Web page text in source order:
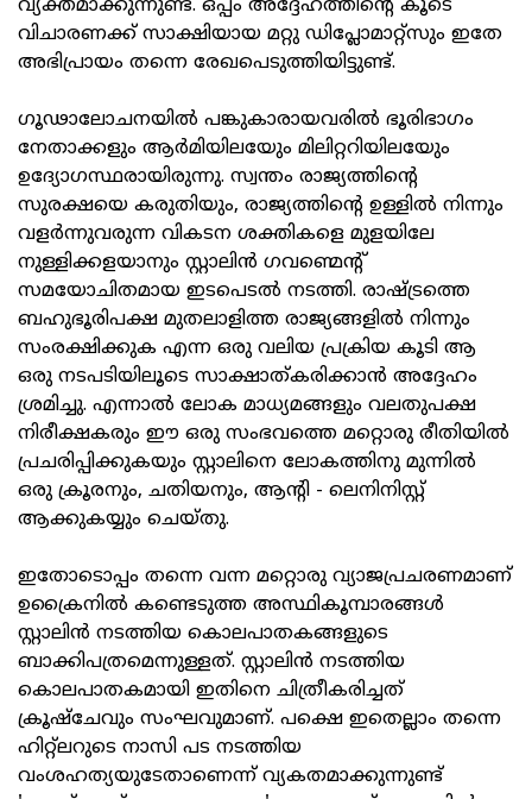
വ്യക്തമാക്കുന്നുണ്ട്. ഒപ്പം അദ്ദേഹത്തിന്റെ കൂടെ
വിചാരണക്ക് സാക്ഷിയായ മറ്റു ഡിപ്ലോമാറ്റ്‌സും ഇതേ
അഭിപ്രായം തന്നെ രേഖപെടുത്തിയിട്ടുണ്ട്.
ഗൂഢാലോചനയിൽ പങ്കുകാരായവരിൽ ഭൂരിഭാഗം
നേതാക്കളും ആർമിയിലയേും മിലിറ്ററിയിലയേും
ഉദ്യോഗസ്ഥരായിരുന്നു. സ്വന്തം രാജ്യത്തിന്റെ
സുരക്ഷയെ കരുതിയും, രാജ്യത്തിന്റെ ഉള്ളിൽ നിന്നും
വളർന്നുവരുന്ന വികടന ശക്തികളെ മുളയിലേ
നുള്ളിക്കളയാനും സ്റ്റാലിൻ ഗവണ്മെന്റ്
സമയോചിതമായ ഇടപെടൽ നടത്തി. രാഷ്ട്രത്തെ
ബഹുഭൂരിപക്ഷ മുതലാളിത്ത രാജ്യങ്ങളിൽ നിന്നും
സംരക്ഷിക്കുക എന്ന ഒരു വലിയ പ്രക്രിയ കൂടി ആ
ഒരു നടപടിയിലൂടെ സാക്ഷാത്കരിക്കാൻ അദ്ദേഹം
ശ്രമിച്ചു. എന്നാൽ ലോക മാധ്യമങ്ങളും വലതുപക്ഷ
നിരീക്ഷകരും ഈ ഒരു സംഭവത്തെ മറ്റൊരു രീതിയിൽ
പ്രചരിപ്പിക്കുകയും സ്റ്റാലിനെ ലോകത്തിനു മുന്നിൽ
ഒരു ക്രൂരനും, ചതിയനും, ആന്റി - ലെനിനിസ്റ്റ്
ആക്കുകയ്യും ചെയ്തു.
ഇതോടൊപ്പം തന്നെ വന്ന മറ്റൊരു വ്യാജപ്രചരണമാണ്
ഉക്രൈനിൽ കണ്ടെടുത്ത അസ്ഥികൂമ്പാരങ്ങൾ
സ്റ്റാലിൻ നടത്തിയ കൊലപാതകങ്ങളുടെ
ബാക്കിപത്രമെന്നുള്ളത്. സ്റ്റാലിൻ നടത്തിയ
കൊലപാതകമായി ഇതിനെ ചിത്രീകരിച്ചത്
ക്രൂഷ്‌ചേവും സംഘവുമാണ്. പക്ഷെ ഇതെല്ലാം തന്നെ
ഹിറ്റ്‌ലറുടെ നാസി പട നടത്തിയ
വംശഹത്യയുടേതാണെന്ന് വ്യകതമാക്കുന്നുണ്ട്